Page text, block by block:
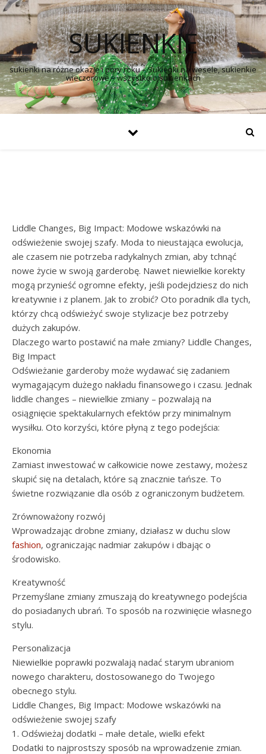
SUKIENKIE
sukienki na różne okazje i pory roku – Sukienki na wesele, sukienkie
wieczorowe – wszystko o sukienkach
Liddle Changes, Big Impact: Modowe wskazówki na
odświeżenie swojej szafy. Moda to nieustająca ewolucja,
ale czasem nie potrzeba radykalnych zmian, aby tchnąć
nowe życie w swoją garderobę. Nawet niewielkie korekty
mogą przynieść ogromne efekty, jeśli podejdziesz do nich
kreatywnie i z planem. Jak to zrobić? Oto poradnik dla tych,
którzy chcą odświeżyć swoje stylizacje bez potrzeby
dużych zakupów.
Dlaczego warto postawić na małe zmiany? Liddle Changes,
Big Impact
Odświeżanie garderoby może wydawać się zadaniem
wymagającym dużego nakładu finansowego i czasu. Jednak
liddle changes – niewielkie zmiany – pozwalają na
osiągnięcie spektakularnych efektów przy minimalnym
wysiłku. Oto korzyści, które płyną z tego podejścia:
Ekonomia
Zamiast inwestować w całkowicie nowe zestawy, możesz
skupić się na detalach, które są znacznie tańsze. To
świetne rozwiązanie dla osób z ograniczonym budżetem.
Zrównoważony rozwój
Wprowadzając drobne zmiany, działasz w duchu slow
fashion, ograniczając nadmiar zakupów i dbając o
środowisko.
Kreatywność
Przemyślane zmiany zmuszają do kreatywnego podejścia
do posiadanych ubrań. To sposób na rozwinięcie własnego
stylu.
Personalizacja
Niewielkie poprawki pozwalają nadać starym ubraniom
nowego charakteru, dostosowanego do Twojego
obecnego stylu.
Liddle Changes, Big Impact: Modowe wskazówki na
odświeżenie swojej szafy
1. Odświeżaj dodatki – małe detale, wielki efekt
Dodatki to najprostszy sposób na wprowadzenie zmian.